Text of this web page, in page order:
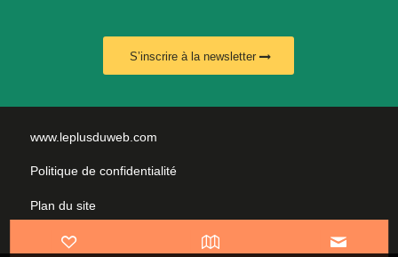
S’inscrire à la newsletter
www.leplusduweb.com
Politique de confidentialité
Plan du site
Mentions légales